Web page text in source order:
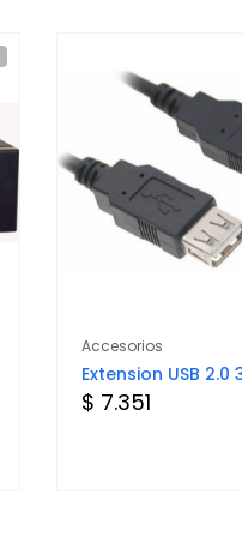
Accesorios
Extension USB 2.0
$ 7.351